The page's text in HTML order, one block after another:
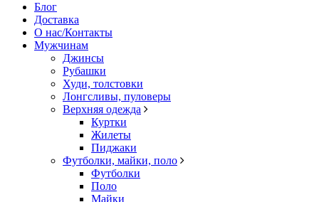
Блог
Доставка
О нас/Контакты
Мужчинам
Джинсы
Рубашки
Худи, толстовки
Лонгсливы, пуловеры
Верхняя одежда
Куртки
Жилеты
Пиджаки
Футболки, майки, поло
Футболки
Поло
Майки